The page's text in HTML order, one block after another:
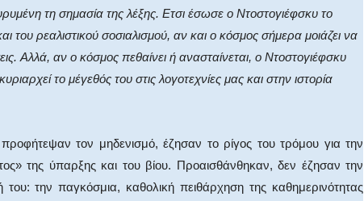
τη σημασία της λέξης. Eτσι έσωσε ο Nτοστογιέφσκυ το
του ρεαλιστικού σοσιαλισμού, αν και ο κόσμος σήμερα μοιάζει να
Aλλά, αν ο κόσμος πεθαίνει ή ανασταίνεται, ο Nτοστογιέφσκυ
το μέγεθός του στις λογοτεχνίες μας και στην ιστορία
τον μηδενισμό, έζησαν το ρίγος του τρόμου για την
της ύπαρξης και του βίου. Προαισθάνθηκαν, δεν έζησαν την
την παγκόσμια, καθολική πειθάρχηση της καθημερινότητας